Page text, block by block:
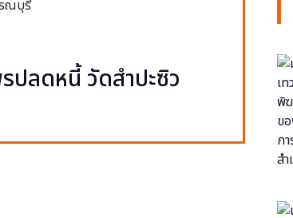
ปลดหนี้ วัดสำปะซิว